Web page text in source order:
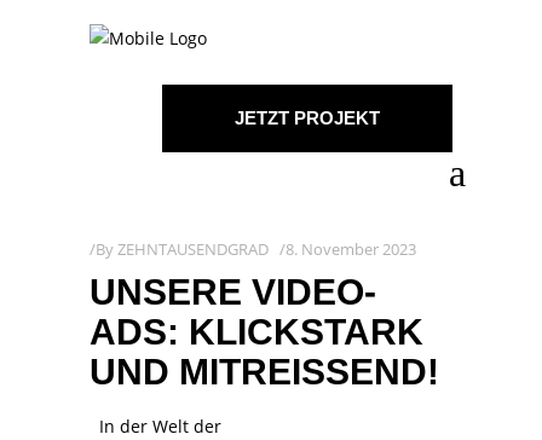
JETZT PROJEKT
ByZEHNTAUSENDGRAD 8. November 2023
UNSERE VIDEO-
ADS: KLICKSTARK
UND MITREISSEND!
In der Welt der